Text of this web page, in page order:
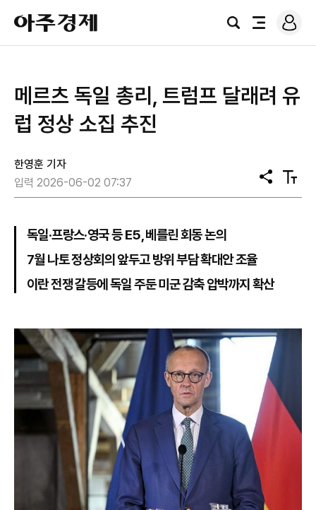
아
주
경
검
전
로
그
메르츠 독일 총리, 트럼프 달래려 유
럽 정상 소집 추진
한영훈 기자
입력 2026-06-02 07:37
공
유
텍
스
독일·프랑스·영국 등 E5, 베를린 회동 논의
7월 나토 정상회의 앞두고 방위 부담 확대안 조율
이란 전쟁 갈등에 독일 주둔 미군 감축 압박까지 확산